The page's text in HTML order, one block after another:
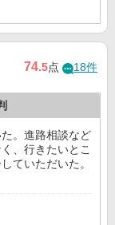
74.5点 18件
。進路相談など
、行きたいとこ
ていただいた。